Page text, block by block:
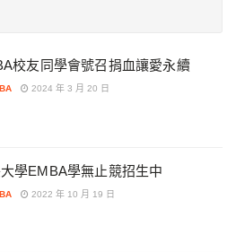
校友同學會號召捐血讓愛永續
2024 年 3 月 20 日
學EMBA學無止競招生中
2022 年 10 月 19 日